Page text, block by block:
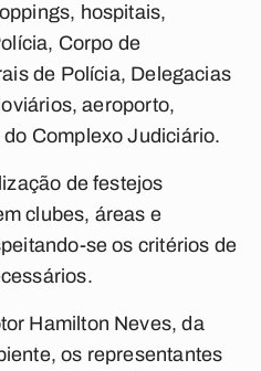
hospitais,
Corpo de
de Polícia, Delegacias
aeroporto,
Complexo Judiciário.
de festejos
clubes, áreas e
se os critérios de
Hamilton Neves, da
os representantes